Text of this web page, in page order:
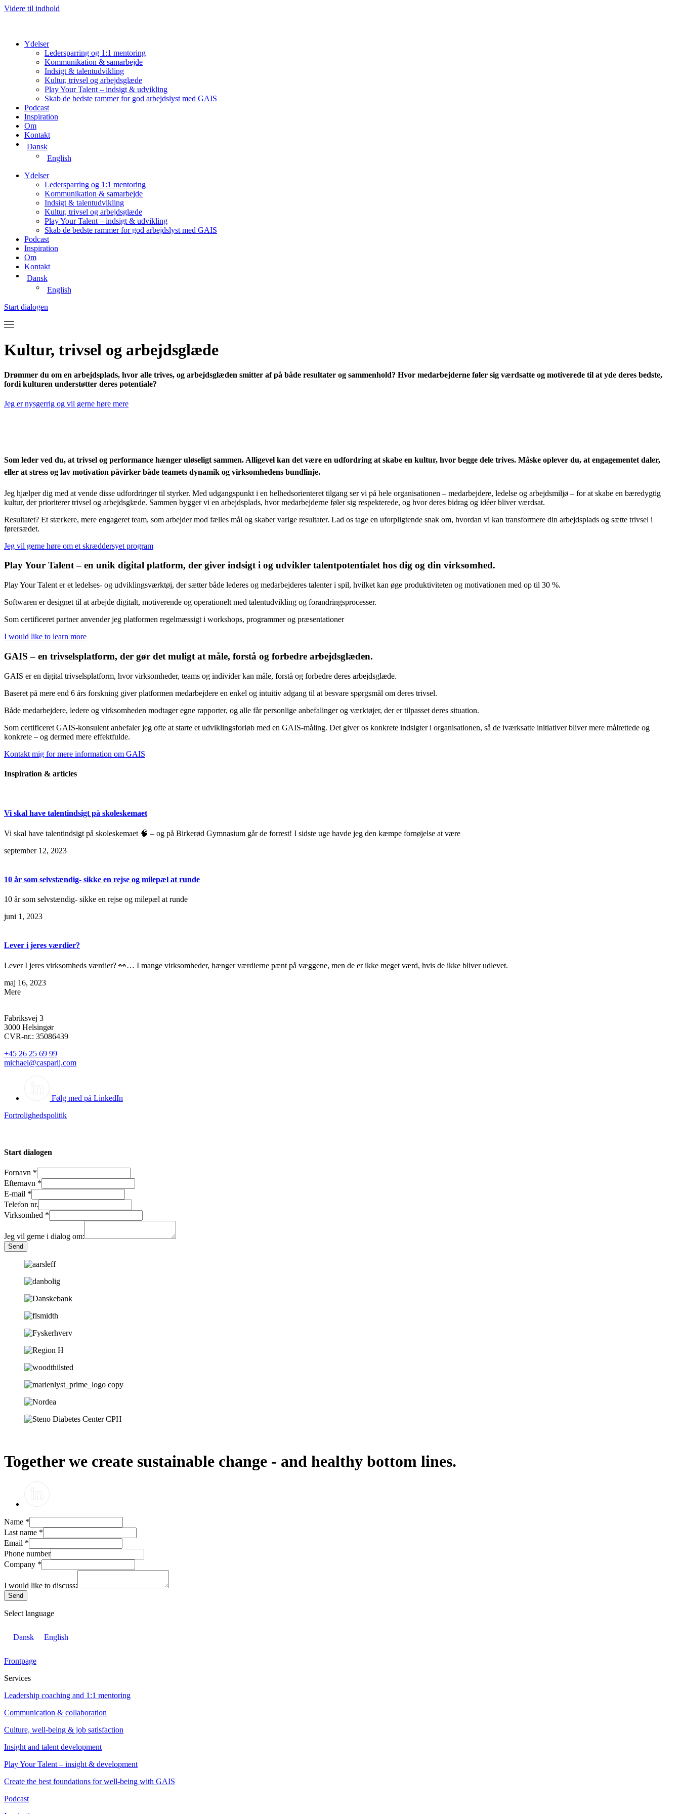
Videre til indhold
Ydelser
Ledersparring og 1:1 mentoring
Kommunikation & samarbejde
Indsigt & talentudvikling
Kultur, trivsel og arbejdsglæde
Play Your Talent – indsigt & udvikling
Skab de bedste rammer for god arbejdslyst med GAIS
Podcast
Inspiration
Om
Kontakt
Dansk
English
Ydelser
Ledersparring og 1:1 mentoring
Kommunikation & samarbejde
Indsigt & talentudvikling
Kultur, trivsel og arbejdsglæde
Play Your Talent – indsigt & udvikling
Skab de bedste rammer for god arbejdslyst med GAIS
Podcast
Inspiration
Om
Kontakt
Dansk
English
Start dialogen
Kultur, trivsel og arbejdsglæde
Drømmer du om en arbejdsplads, hvor alle trives, og arbejdsglæden smitter af på både resultater og sammenhold? Hvor medarbejderne føler sig værdsatte og motiverede til at yde deres bedste,
fordi kulturen understøtter deres potentiale?
Jeg er nysgerrig og vil gerne høre mere
Som leder ved du, at trivsel og performance hænger uløseligt sammen. Alligevel kan det være en udfordring at skabe en kultur, hvor begge dele trives. Måske oplever du, at engagementet daler,
eller at stress og lav motivation påvirker både teamets dynamik og virksomhedens bundlinje.
Jeg hjælper dig med at vende disse udfordringer til styrker. Med udgangspunkt i en helhedsorienteret tilgang ser vi på hele organisationen – medarbejdere, ledelse og arbejdsmiljø – for at skabe en bæredygtig
kultur, der prioriterer trivsel og arbejdsglæde. Sammen bygger vi en arbejdsplads, hvor medarbejderne føler sig respekterede, og hvor deres bidrag og idéer bliver værdsat.
Resultatet? Et stærkere, mere engageret team, som arbejder mod fælles mål og skaber varige resultater. Lad os tage en uforpligtende snak om, hvordan vi kan transformere din arbejdsplads og sætte trivsel i
førersædet.
Jeg vil gerne høre om et skræddersyet program
Play Your Talent – en unik digital platform, der giver indsigt i og udvikler talentpotentialet hos dig og din virksomhed.
Play Your Talent er et ledelses- og udviklingsværktøj, der sætter både lederes og medarbejderes talenter i spil, hvilket kan øge produktiviteten og motivationen med op til 30 %.
Softwaren er designet til at arbejde digitalt, motiverende og operationelt med talentudvikling og forandringsprocesser.
Som certificeret partner anvender jeg platformen regelmæssigt i workshops, programmer og præsentationer
I would like to learn more
GAIS – en trivselsplatform, der gør det muligt at måle, forstå og forbedre arbejdsglæden.
GAIS er en digital trivselsplatform, hvor virksomheder, teams og individer kan måle, forstå og forbedre deres arbejdsglæde.
Baseret på mere end 6 års forskning giver platformen medarbejdere en enkel og intuitiv adgang til at besvare spørgsmål om deres trivsel.
Både medarbejdere, ledere og virksomheden modtager egne rapporter, og alle får personlige anbefalinger og værktøjer, der er tilpasset deres situation.
Som certificeret GAIS-konsulent anbefaler jeg ofte at starte et udviklingsforløb med en GAIS-måling. Det giver os konkrete indsigter i organisationen, så de iværksatte initiativer bliver mere målrettede og
konkrete – og dermed mere effektfulde.
Kontakt mig for mere information om GAIS
Inspiration & articles
Vi skal have talentindsigt på skoleskemaet
Vi skal have talentindsigt på skoleskemaet 🧠 – og på Birkerød Gymnasium går de forrest! I sidste uge havde jeg den kæmpe fornøjelse at være
september 12, 2023
10 år som selvstændig- sikke en rejse og milepæl at runde
10 år som selvstændig- sikke en rejse og milepæl at runde
juni 1, 2023
Lever i jeres værdier?
Lever I jeres virksomheds værdier? 👀… I mange virksomheder, hænger værdierne pænt på væggene, men de er ikke meget værd, hvis de ikke bliver udlevet.
maj 16, 2023
Mere
Fabriksvej 3
3000 Helsingør
CVR-nr.: 35086439
+45 26 25 69 99
michael@casparij.com
Følg med på LinkedIn
Fortrolighedspolitik
Start dialogen
Fornavn *
Efternavn *
E-mail *
Telefon nr.
Virksomhed *
Jeg vil gerne i dialog om:
Send
Together we create sustainable change - and healthy bottom lines.
Name *
Last name *
Email *
Phone number
Company *
I would like to discuss:
Send
Select language
Dansk English
Frontpage
Services
Leadership coaching and 1:1 mentoring
Communication & collaboration
Culture, well-being & job satisfaction
Insight and talent development
Play Your Talent – insight & development
Create the best foundations for well-being with GAIS
Podcast